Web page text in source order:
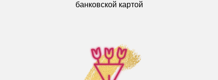
банковской картой